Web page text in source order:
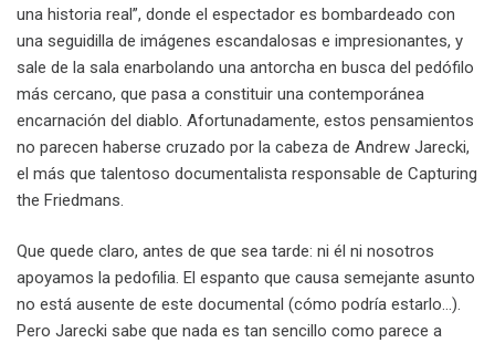
una historia real”, donde el espectador es bombardeado con
una seguidilla de imágenes escandalosas e impresionantes, y
sale de la sala enarbolando una antorcha en busca del pedófilo
más cercano, que pasa a constituir una contemporánea
encarnación del diablo. Afortunadamente, estos pensamientos
no parecen haberse cruzado por la cabeza de Andrew Jarecki,
el más que talentoso documentalista responsable de Capturing
the Friedmans.
Que quede claro, antes de que sea tarde: ni él ni nosotros
apoyamos la pedofilia. El espanto que causa semejante asunto
no está ausente de este documental (cómo podría estarlo…).
Pero Jarecki sabe que nada es tan sencillo como parece a